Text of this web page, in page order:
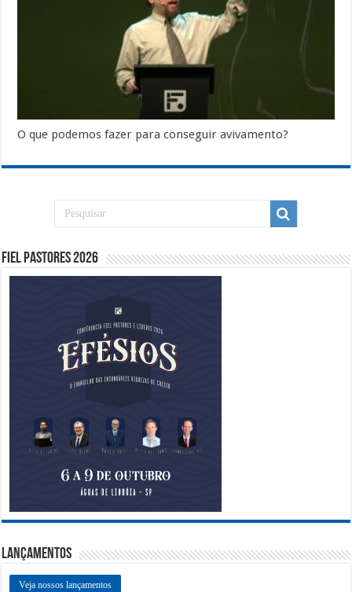
O que podemos fazer para conseguir avivamento?
Fiel Pastores 2026
Lançamentos
Veja nossos lançamentos